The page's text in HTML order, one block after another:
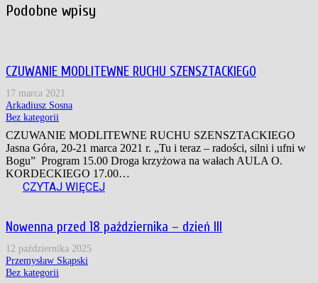
Podobne wpisy
CZUWANIE MODLITEWNE RUCHU SZENSZTACKIEGO
17 marca 2021
Arkadiusz Sosna
Bez kategorii
CZUWANIE MODLITEWNE RUCHU SZENSZTACKIEGO
Jasna Góra, 20-21 marca 2021 r. „Tu i teraz – radości, silni i ufni w
Bogu” Program 15.00 Droga krzyżowa na wałach AULA O.
KORDECKIEGO 17.00…
CZYTAJ WIĘCEJ
Nowenna przed 18 października – dzień III
12 października 2025
Przemysław Skąpski
Bez kategorii